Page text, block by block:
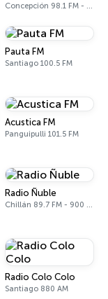
Concepción 98.1 FM - 620 AM
Pauta FM
Santiago 100.5 FM
Acustica FM
Panguipulli 101.5 FM
Radio Ñuble
Chillán 89.7 FM - 900 AM
Radio Colo Colo
Santiago 880 AM